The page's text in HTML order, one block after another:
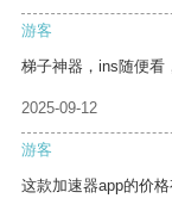
游客
梯子神器，ins随便看
2025-09-12
游客
这款加速器app的价